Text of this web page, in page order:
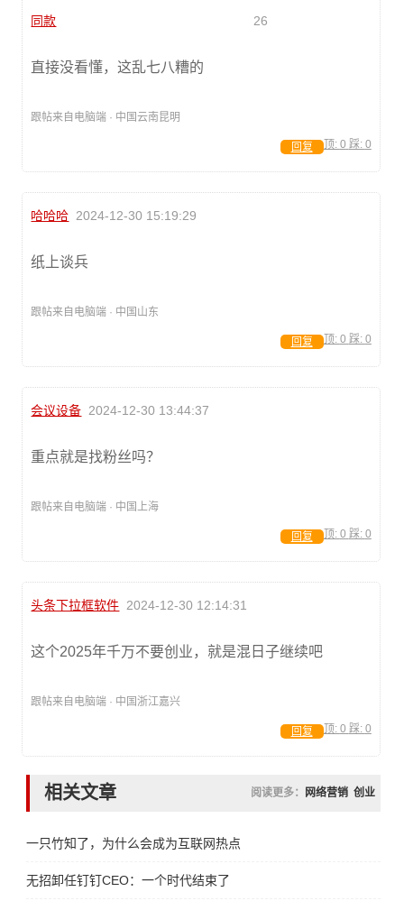
同款
26
直接没看懂，这乱七八糟的
跟帖来自电脑端 · 中国云南昆明
顶: 0 踩: 0
回复
哈哈哈 2024-12-30 15:19:29
纸上谈兵
跟帖来自电脑端 · 中国山东
顶: 0 踩: 0
回复
会议设备 2024-12-30 13:44:37
重点就是找粉丝吗？
跟帖来自电脑端 · 中国上海
顶: 0 踩: 0
回复
头条下拉框软件 2024-12-30 12:14:31
这个2025年千万不要创业，就是混日子继续吧
跟帖来自电脑端 · 中国浙江嘉兴
顶: 0 踩: 0
回复
相关文章 阅读更多： 网络营销 创业
一只竹知了，为什么会成为互联网热点
无招卸任钉钉CEO：一个时代结束了